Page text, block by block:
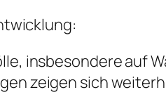
insbesondere auf
zeigen sich